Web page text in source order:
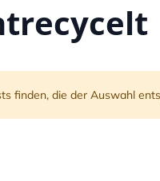
finden, die der Auswahl